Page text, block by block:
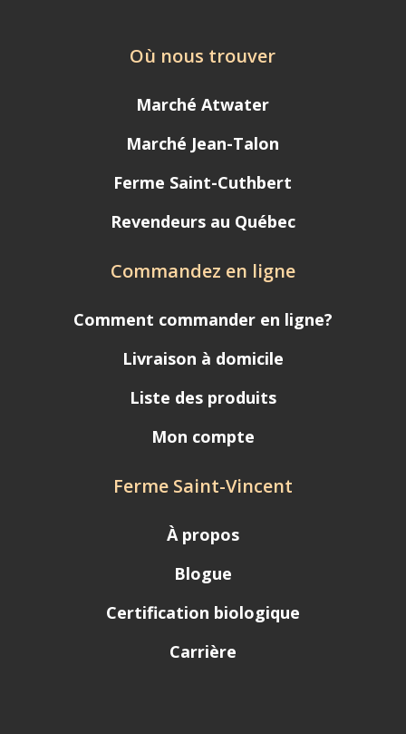
Où nous trouver
Marché Atwater
Marché Jean-Talon
Ferme Saint-Cuthbert
Revendeurs au Québec
Commandez en ligne
Comment commander en ligne?
Livraison à domicile
Liste des produits
Mon compte
Ferme Saint-Vincent
À propos
Blogue
Certification biologique
Carrière